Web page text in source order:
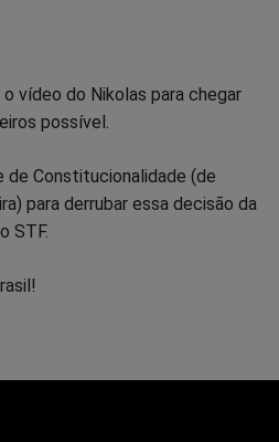
vídeo do Nikolas para chegar
possível.
de Constitucionalidade (de
para derrubar essa decisão da
STF.